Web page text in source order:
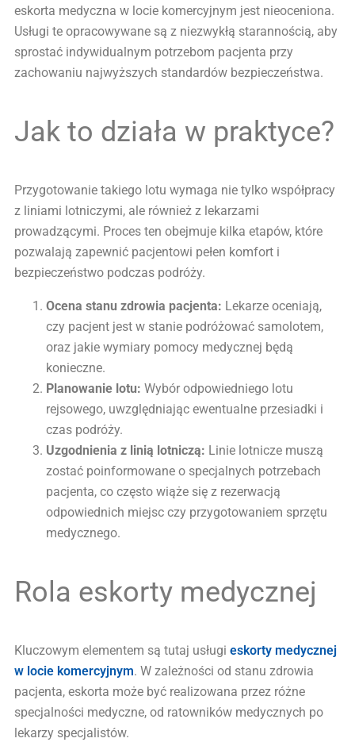
eskorta medyczna w locie komercyjnym jest nieoceniona.
Usługi te opracowywane są z niezwykłą starannością, aby
sprostać indywidualnym potrzebom pacjenta przy
zachowaniu najwyższych standardów bezpieczeństwa.
Jak to działa w praktyce?
Przygotowanie takiego lotu wymaga nie tylko współpracy
z liniami lotniczymi, ale również z lekarzami
prowadzącymi. Proces ten obejmuje kilka etapów, które
pozwalają zapewnić pacjentowi pełen komfort i
bezpieczeństwo podczas podróży.
Ocena stanu zdrowia pacjenta: Lekarze oceniają,
czy pacjent jest w stanie podróżować samolotem,
oraz jakie wymiary pomocy medycznej będą
konieczne.
Planowanie lotu: Wybór odpowiedniego lotu
rejsowego, uwzględniając ewentualne przesiadki i
czas podróży.
Uzgodnienia z linią lotniczą: Linie lotnicze muszą
zostać poinformowane o specjalnych potrzebach
pacjenta, co często wiąże się z rezerwacją
odpowiednich miejsc czy przygotowaniem sprzętu
medycznego.
Rola eskorty medycznej
Kluczowym elementem są tutaj usługi eskorty medycznej
w locie komercyjnym. W zależności od stanu zdrowia
pacjenta, eskorta może być realizowana przez różne
specjalności medyczne, od ratowników medycznych po
lekarzy specjalistów.